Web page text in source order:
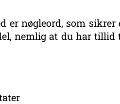
nøgleord, som
nemlig at du har
efter